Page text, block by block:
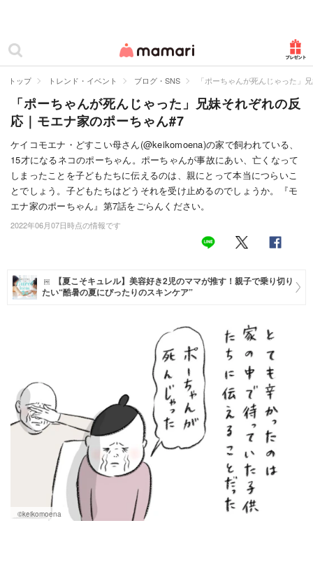
ママリ
カテゴリー一覧
妊娠
出産
赤ちゃん・育児
子育て・家族
病院
お仕事
トップ トレンド・イベント ブログ・SNS 「ポーちゃんが死んじゃった」
「ポーちゃんが死んじゃった」兄妹それぞれの反
応｜モエナ家のポーちゃん#7
ケイコモエナ・どすこい母さん(@keikomoena)の家で飼われている、
15才になるネコのポーちゃん。ポーちゃんが事故にあい、亡くなって
しまったことを子どもたちに伝えるのは、親にとって本当につらいこ
とでしょう。子どもたちはどうそれを受け止めるのでしょうか。『モ
エナ家のポーちゃん』第7話をごらんください。
2022年06月07日時点の情報です
【夏こそキュレル】美容好き2児のママが推す！親子で乗り切り
たい“酷暑の夏にぴったりのスキンケア”
©keikomoena